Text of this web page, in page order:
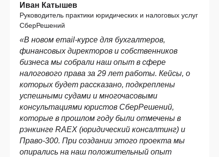
Иван Катышев
Руководитель практики юридических и налоговых услуг
СберРешений
«В новом email-курсе для бухгалтеров,
финансовых директоров и собственников
бизнеса мы собрали наш опыт в сфере
налогового права за 29 лет работы. Кейсы, о
которых будет рассказано, подкреплены
успешными судами и многочасовыми
консультациями юристов СберРешений,
которые в прошлом году были отмечены в
рэнкинге RAEX (юридический консалтинг) и
Право-300. При создании этого проекта мы
опирались на наш положительный опыт